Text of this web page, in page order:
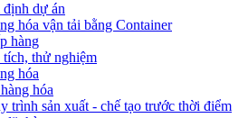
dự án
hóa vận tải bằng Container
hàng
thử nghiệm
hóa
hóa
trình sản xuất - chế tạo trước thời điểm